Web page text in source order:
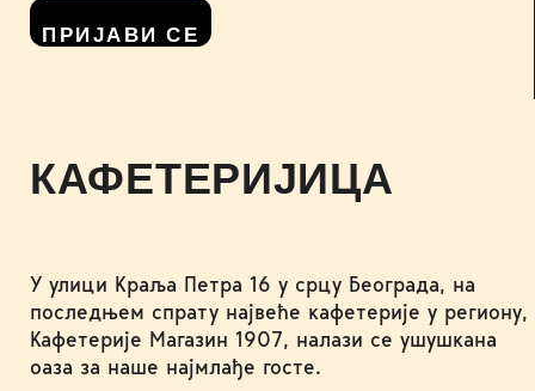
ПРИЈАВИ СЕ
КАФЕТЕРИЈИЦА
У улици Краља Петра 16 у срцу Београда, на
последњем спрату највеће кафетерије у региону,
Кафетерије Магазин 1907, налази се ушушкана
оаза за наше најмлађе госте.